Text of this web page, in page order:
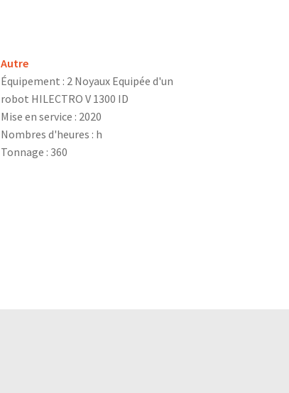
Autre
Équipement : 2 Noyaux Equipée d'un
robot HILECTRO V 1300 ID
Mise en service : 2020
Nombres d'heures : h
Tonnage : 360